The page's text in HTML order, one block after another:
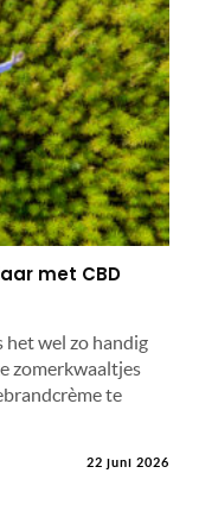
met CBD
het wel zo handig
zomerkwaaltjes
te
22 juni 2026